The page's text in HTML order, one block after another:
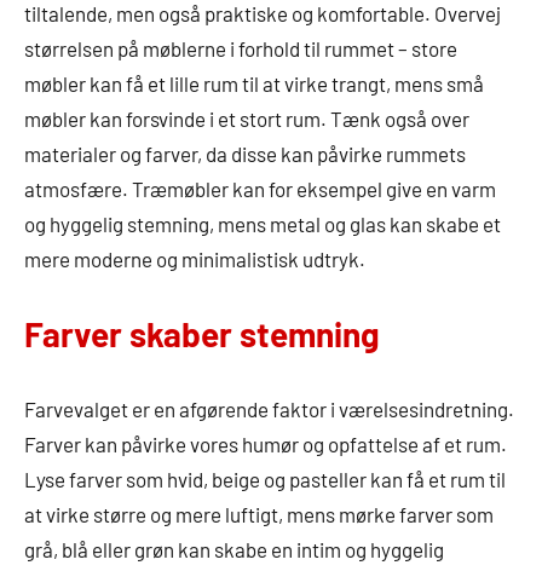
tiltalende, men også praktiske og komfortable. Overvej
størrelsen på møblerne i forhold til rummet – store
møbler kan få et lille rum til at virke trangt, mens små
møbler kan forsvinde i et stort rum. Tænk også over
materialer og farver, da disse kan påvirke rummets
atmosfære. Træmøbler kan for eksempel give en varm
og hyggelig stemning, mens metal og glas kan skabe et
mere moderne og minimalistisk udtryk.
Farver skaber stemning
Farvevalget er en afgørende faktor i værelsesindretning.
Farver kan påvirke vores humør og opfattelse af et rum.
Lyse farver som hvid, beige og pasteller kan få et rum til
at virke større og mere luftigt, mens mørke farver som
grå, blå eller grøn kan skabe en intim og hyggelig